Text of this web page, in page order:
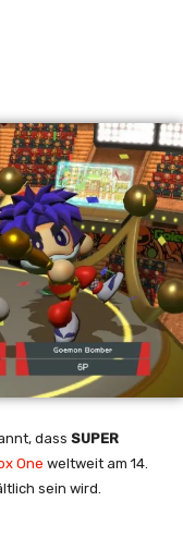
dass SUPER
One weltweit am 14.
sein wird.